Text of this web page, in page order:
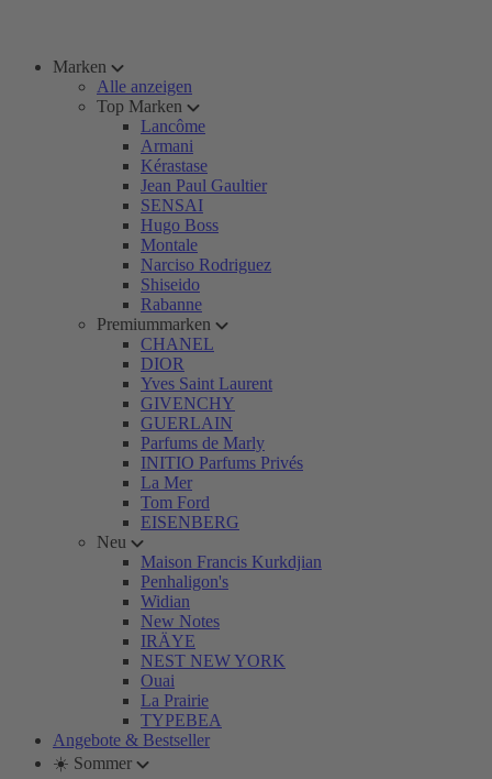
Marken
Alle anzeigen
Top Marken
Lancôme
Armani
Kérastase
Jean Paul Gaultier
SENSAI
Hugo Boss
Montale
Narciso Rodriguez
Shiseido
Rabanne
Premiummarken
CHANEL
DIOR
Yves Saint Laurent
GIVENCHY
GUERLAIN
Parfums de Marly
INITIO Parfums Privés
La Mer
Tom Ford
EISENBERG
Neu
Maison Francis Kurkdjian
Penhaligon's
Widian
New Notes
IRÄYE
NEST NEW YORK
Ouai
La Prairie
TYPEBEA
Angebote & Bestseller
☀️ Sommer